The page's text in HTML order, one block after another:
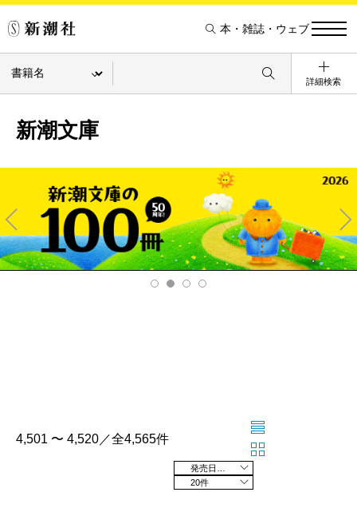
本・雑誌・ウェブ
詳細検索
新潮文庫
Pre
v
Ne
xt
4,501 〜 4,520／全4,565件
20件